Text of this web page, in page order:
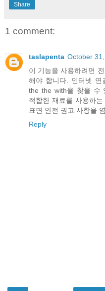
Share
1 comment:
taslapenta October
이 기능을 사용하려면
해야 합니다. 인터넷
the the with을 찾을 수
적합한 재료를 사용하는
표면 안전 권고 사항을
Reply